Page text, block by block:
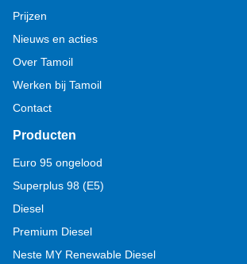
Prijzen
Nieuws en acties
Over Tamoil
Werken bij Tamoil
Contact
Producten
Euro 95 ongelood
Superplus 98 (E5)
Diesel
Premium Diesel
Neste MY Renewable Diesel